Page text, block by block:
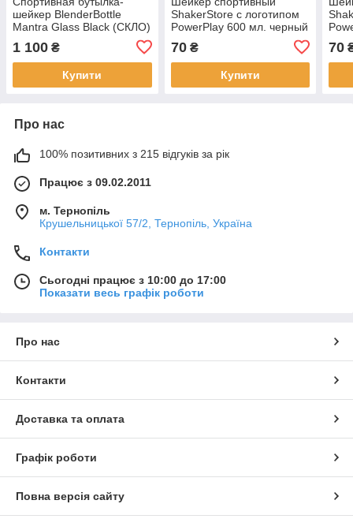
шейкер BlenderBottle
Mantra Glass Black (СКЛО)
1 100 ₴
Купити
ShakerStore с логотипом
PowerPlay 600 мл. черный
70₴
Купити
70
Про нас
100% позитивних з 215 відгуків за рік
Працює з 09.02.2011
м. Тернопіль
Крушельницької 57/2, Тернопіль, Україна
Контакти
Сьогодні працює з 10:00 до 17:00
Показати весь графік роботи
Про нас
Контакти
Доставка та оплата
Графік роботи
Повна версія сайту